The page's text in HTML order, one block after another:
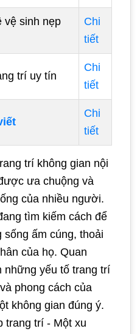
vệ sinh nẹp
Chi
tiết
trí uy tín
Chi
tiết
Chi
tiết
trí không gian nội
ưa chuộng và
của nhiều người.
tìm kiếm cách để
ấm cúng, thoải
của họ. Quan
những yếu tố trang trí
phong cách của
không gian đúng ý.
trang trí - Một xu